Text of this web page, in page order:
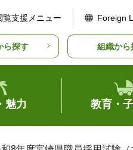
覧支援メニュー Foreign
ら探す 組織から
魅力 教育・